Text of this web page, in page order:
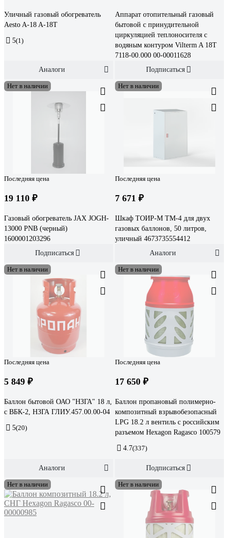
Уличный газовый обогреватель
Aesto A-18 A-18T
5(1)
Аналоги
Аппарат отопительный газовый
бытовой с принудительной
циркуляцией теплоносителя с
водяным контуром Vilterm A 18T
7118-00.000 00-00011628
Подписаться
Нет в наличии
Последняя цена
19 110 ₽
Газовый обогреватель JAX JOGH-
13000 PNB (черный)
1600001203296
Подписаться
Нет в наличии
Последняя цена
7 671 ₽
Шкаф ТОИР-М ТМ-4 для двух
газовых баллонов, 50 литров,
уличный 4673735554412
Аналоги
Нет в наличии
Последняя цена
5 849 ₽
Баллон бытовой ОАО "НЗГА" 18 л,
с ВБК-2, НЗГА ГЛИУ.457.00.00-04
5(20)
Аналоги
Нет в наличии
Последняя цена
17 650 ₽
Баллон пропановый полимерно-
композитный взрывобезопасный
LPG 18.2 л вентиль с российским
разъемом Hexagon Ragasco 100579
4.7(337)
Подписаться
Нет в наличии Нет в наличии